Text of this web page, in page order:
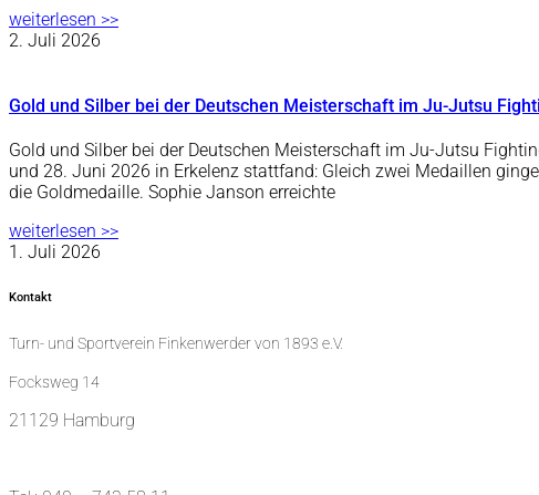
weiterlesen >>
2. Juli 2026
Gold und Silber bei der Deutschen Meisterschaft im Ju-Jutsu
Gold und Silber bei der Deutschen Meisterschaft im Ju-Jutsu
und 28. Juni 2026 in Erkelenz stattfand: Gleich zwei Medaillen
die Goldmedaille. Sophie Janson erreichte
weiterlesen >>
1. Juli 2026
Kontakt
Turn- und Sportverein Finkenwerder von 1893 e.V.
Focksweg 14
21129 Hamburg